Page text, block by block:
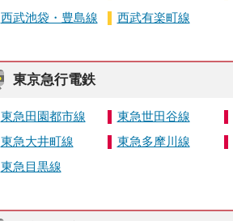
西武池袋・豊島線
西武有楽町線
東京急行電鉄
東急田園都市線 東急世田谷線
東急大井町線
東急多摩川線
東急目黒線